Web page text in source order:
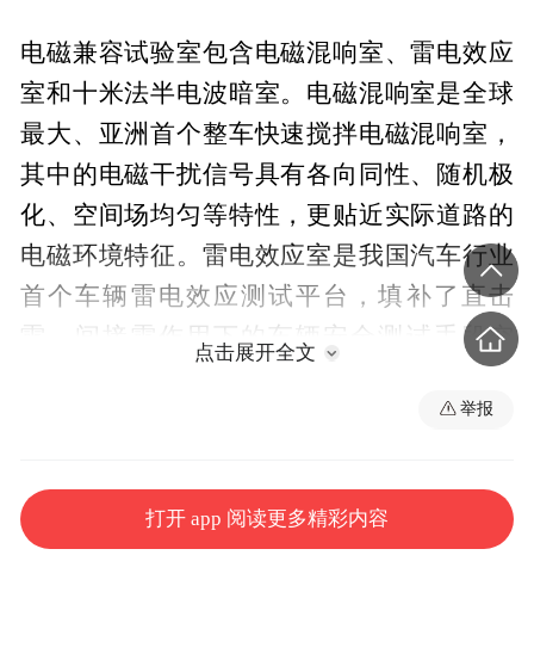
电磁兼容试验室包含电磁混响室、雷电效应
室和十米法半电波暗室。电磁混响室是全球
最大、亚洲首个整车快速搅拌电磁混响室，
其中的电磁干扰信号具有各向同性、随机极
化、空间场均匀等特性，更贴近实际道路的
电磁环境特征。雷电效应室是我国汽车行业
首个车辆雷电效应测试平台，填补了直击
雷、间接雷作用下的车辆安全测试手段空
点击展开全文
举报
打开 app 阅读更多精彩内容